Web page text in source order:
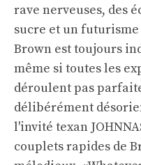
rave nerveuses, des
sucre et un
Brown est toujours
même si toutes les
déroulent pas
délibérément
l'invité texan
couplets rapides de